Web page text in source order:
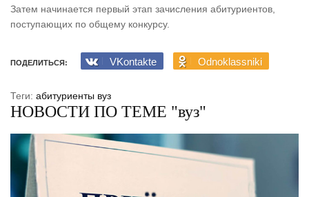
Затем начинается первый этап зачисления абитуриентов,
поступающих по общему конкурсу.
ПОДЕЛИТЬСЯ: VKontakte Odnoklassniki
Теги: абитуриенты вуз
НОВОСТИ ПО ТЕМЕ "вуз"